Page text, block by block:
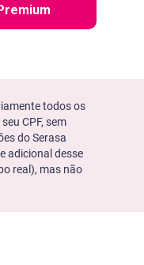
todos os
CPF, sem
do Serasa
adicional desse
real), mas não